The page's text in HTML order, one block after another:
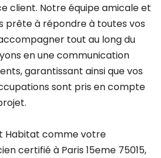
client. Notre équipe amicale et
prête à répondre à toutes vos
tout au long du
en une communication
garantissant ainsi que vos
sont pris en compte
Habitat comme votre
certifié à Paris 15eme 75015,